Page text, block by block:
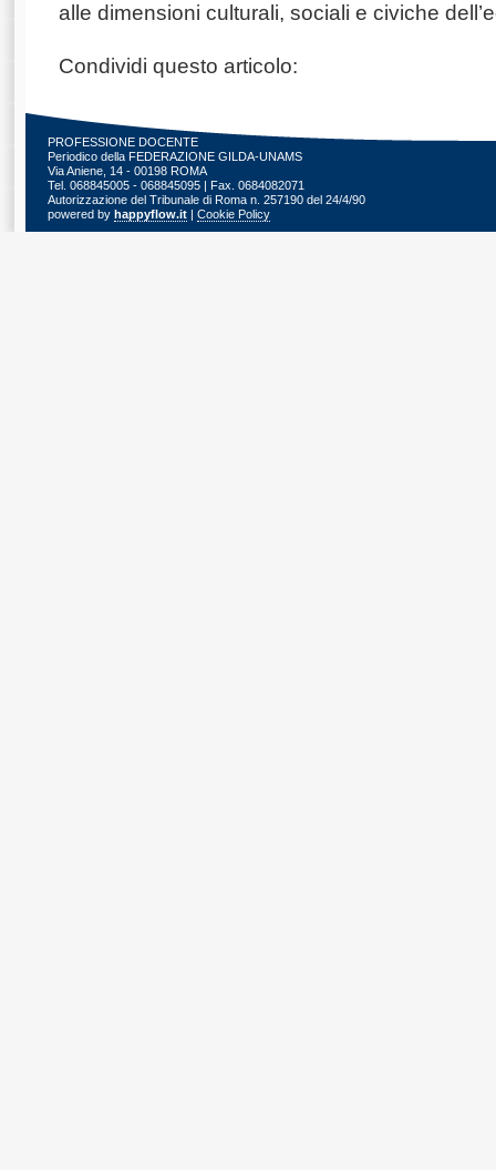
alle dimensioni culturali, sociali e civiche
Condividi questo articolo:
PROFESSIONE DOCENTE
Periodico della FEDERAZIONE GILDA-UNAMS
Via Aniene, 14 - 00198 ROMA
Tel. 068845005 - 068845095 | Fax. 0684082071
Autorizzazione del Tribunale di Roma n. 257190 del 24/4/90
powered by happyflow.it | Cookie Policy